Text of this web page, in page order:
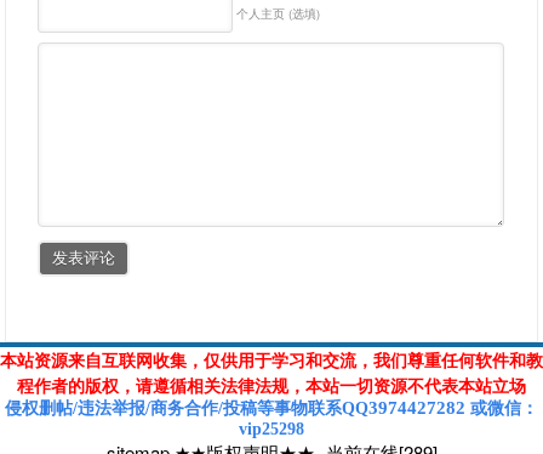
个人主页 (选填)
本站资源来自互联网收集，仅供用于学习和交流，我们尊重任何软件和教
程作者的版权，请遵循相关法律法规，本站一切资源不代表本站立场
侵权删帖/违法举报/商务合作/投稿等事物联系QQ3974427282 或微信 ：
vip25298